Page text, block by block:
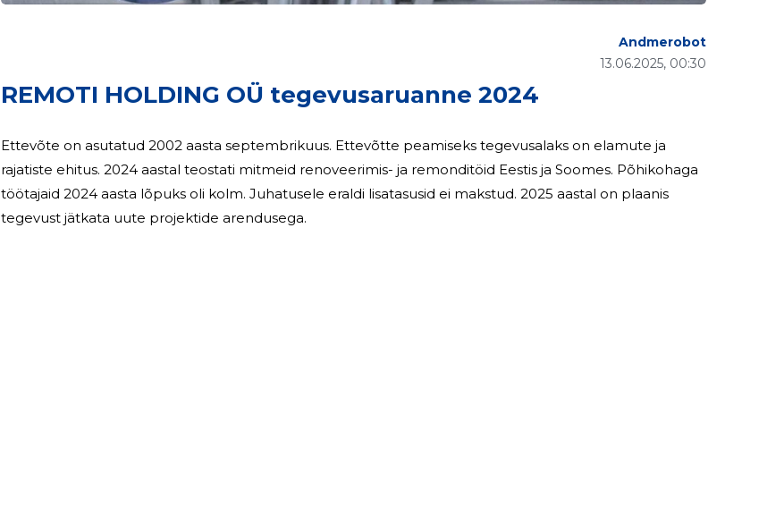
REMOTI HOLDING OÜ tegevusaruanne 2024
13.06.2025, 00:30
Andmerobot
Ettevõte on asutatud 2002 aasta septembrikuus. Ettevõtte peamiseks tegevusalaks on elamute ja
rajatiste ehitus. 2024 aastal teostati mitmeid renoveerimis- ja remonditöid Eestis ja Soomes. Põhikohaga
töötajaid 2024 aasta lõpuks oli kolm. Juhatusele eraldi lisatasusid ei makstud. 2025 aastal on plaanis
tegevust jätkata uute projektide arendusega.